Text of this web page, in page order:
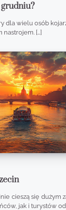
dla wielu osób
nastrojem. […]
cieszą się dużym
jak i turystów